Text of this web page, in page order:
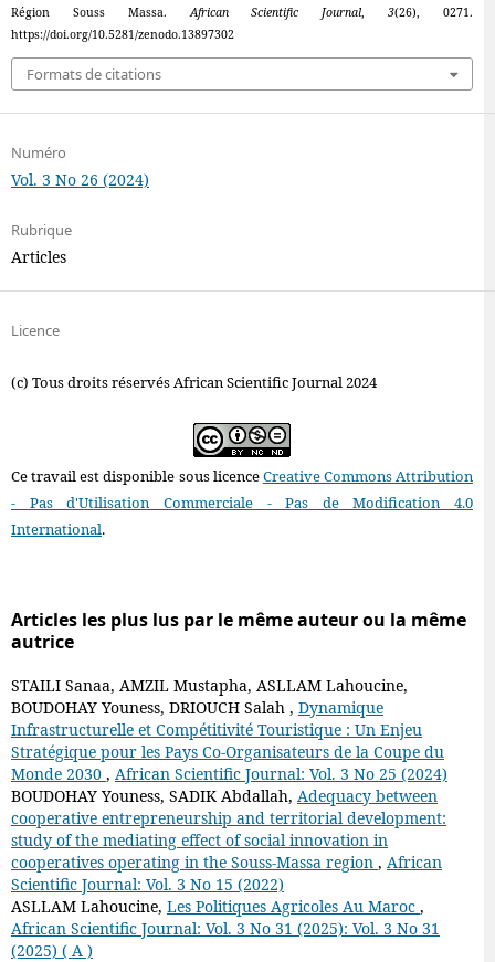
Région Souss Massa.African Scientific Journal,3(26), 0271.
https://doi.org/10.5281/zenodo.13897302
Formats de citations
Numéro
Vol. 3 No 26 (2024)
Rubrique
Articles
Licence
(c) Tous droits réservés African Scientific Journal 2024
Ce travail est disponible sous licenceCreative Commons Attribution
- Pas d'Utilisation Commerciale - Pas de Modification 4.0
International.
Articles les plus lus par le même auteur ou la même
autrice
STAILI Sanaa, AMZIL Mustapha, ASLLAM Lahoucine,
BOUDOHAY Youness, DRIOUCH Salah , Dynamique
Infrastructurelle et Compétitivité Touristique : Un Enjeu
Stratégique pour les Pays Co-Organisateurs de la Coupe du
Monde 2030 , African Scientific Journal: Vol. 3 No 25 (2024)
BOUDOHAY Youness, SADIK Abdallah, Adequacy between
cooperative entrepreneurship and territorial development:
study of the mediating effect of social innovation in
cooperatives operating in the Souss-Massa region , African
Scientific Journal: Vol. 3 No 15 (2022)
ASLLAM Lahoucine, Les Politiques Agricoles Au Maroc ,
African Scientific Journal: Vol. 3 No 31 (2025): Vol. 3 No 31
(2025) ( A )